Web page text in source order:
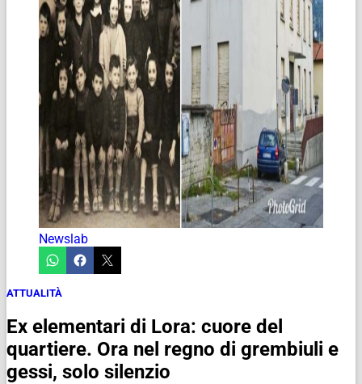
Newslab
ATTUALITÀ
Ex elementari di Lora: cuore del
quartiere. Ora nel regno di grembiuli e
gessi, solo silenzio